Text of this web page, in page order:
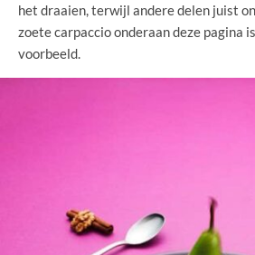
het draaien, terwijl andere delen juist
zoete carpaccio onderaan deze pagina
voorbeeld.